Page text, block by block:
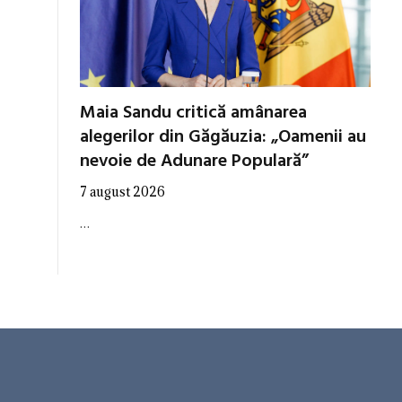
Maia Sandu critică amânarea
alegerilor din Găgăuzia: „Oamenii au
nevoie de Adunare Populară”
7 august 2026
…